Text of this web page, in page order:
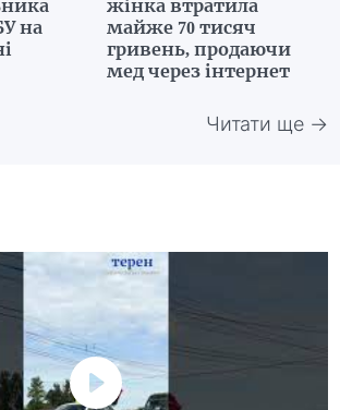
на
жінка втратила
майже 70 тисяч
гривень, продаючи
мед через інтернет
Читати ще →